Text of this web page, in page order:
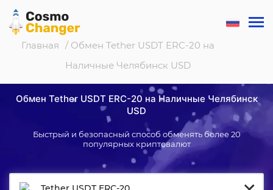
Главная / Обмен Tether USDT ERC-20 на
Наличные Челябинск USD
Обмен Tether USDT ERC-20 на Наличные Челябинск
USD
Быстрый и безопасный способ обменять более 20
популярных криптовалют